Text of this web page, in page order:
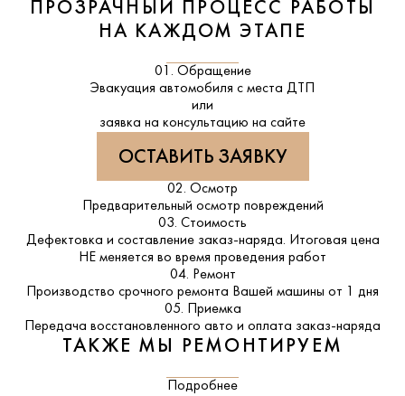
ПРОЗРАЧНЫЙ ПРОЦЕСС РАБОТЫ
НА КАЖДОМ ЭТАПЕ
01. Обращение
Эвакуация автомобиля с места ДТП
или
заявка на консультацию на сайте
ОСТАВИТЬ ЗАЯВКУ
02. Осмотр
Предварительный осмотр повреждений
03. Стоимость
Дефектовка и составление заказ-наряда. Итоговая цена
НЕ меняется во время проведения работ
04. Ремонт
Производство срочного ремонта Вашей машины от 1 дня
05. Приемка
Передача восстановленного авто и оплата заказ-наряда
ТАКЖЕ МЫ РЕМОНТИРУЕМ
Подробнее